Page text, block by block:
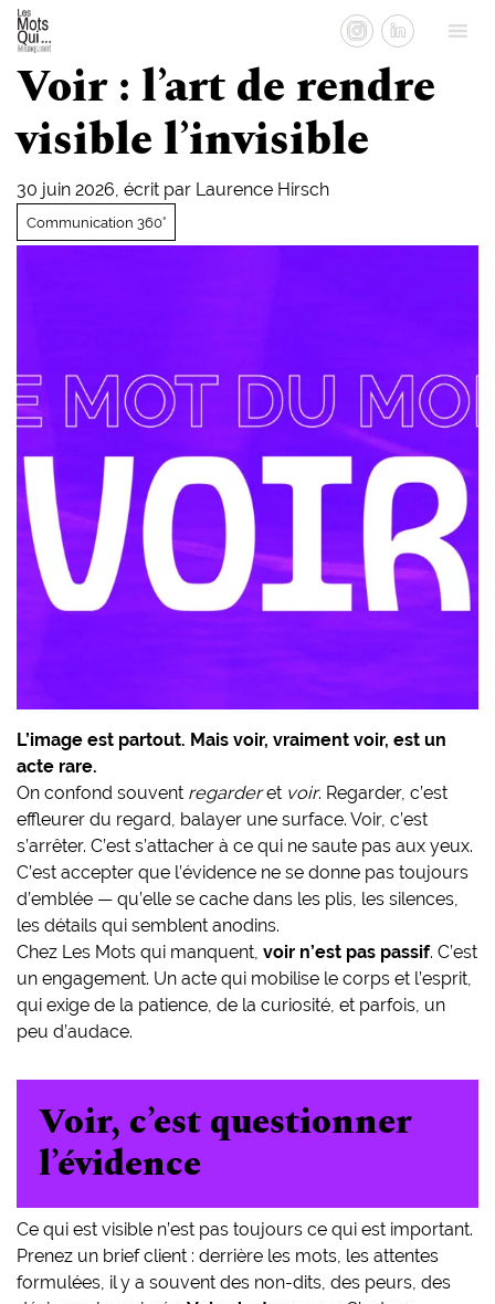
Voir : l’art de rendre
visible l’invisible
30 juin 2026, écrit par Laurence Hirsch
Communication 360°
L’image est partout. Mais voir, vraiment voir, est un
acte rare.
On confond souvent regarderet voir. Regarder, c’est
effleurer du regard, balayer une surface. Voir, c’est
s’arrêter. C’est s’attacher à ce qui ne saute pas aux yeux.
C’est accepter que l’évidence ne se donne pas toujours
d’emblée — qu’elle se cache dans les plis, les silences,
les détails qui semblent anodins.
Chez Les Mots qui manquent, voir n’est pas passif. C’est
un engagement. Un acte qui mobilise le corps et l’esprit,
qui exige de la patience, de la curiosité, et parfois, un
peu d’audace.
Voir, c’est questionner
l’évidence
Ce qui est visible n’est pas toujours ce qui est important.
Prenez un brief client : derrière les mots, les attentes
formulées, il y a souvent des non-dits, des peurs, des